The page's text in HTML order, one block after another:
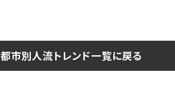
都市別人流トレンド一覧に戻る